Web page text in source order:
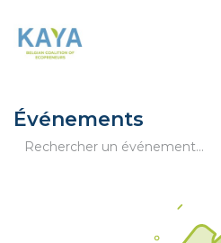
Événements